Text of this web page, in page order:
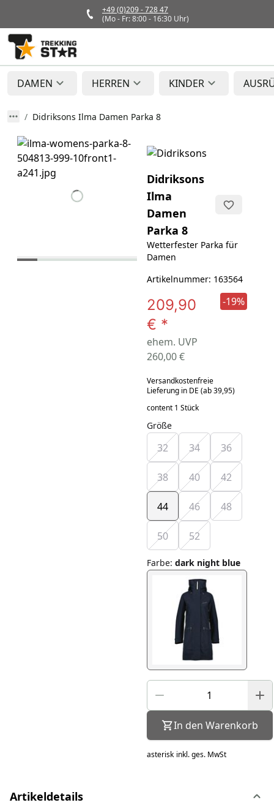
+49 (0)209 - 728 47
(Mo - Fr: 8:00 - 16:30 Uhr)
DAMEN HERREN KINDER
Didriksons Ilma Damen Parka 8
Didriksons
Ilma
Damen
Parka 8
Wetterfester Parka für
Damen
Artikelnummer: 163564
209,90
€ *
ehem. UVP
260,00 €
-19%
Versandkostenfreie
Lieferung in DE (ab 39,95)
content 1 Stück
Größe
32 34 36
38 40 42
44 46 48
50 52
Farbe: dark night blue
In den Warenkorb
asterisk inkl. ges. MwSt
Artikeldetails